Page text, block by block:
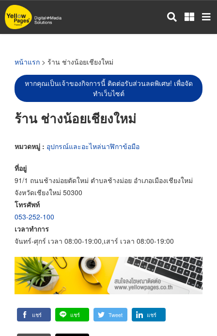
ข้าม
ไป
หน้าแรก > ร้าน ช่างน้อยเชียงใหม่
หากคุณเป็นเจ้าของกิจการนี้ ติดต่อรับส่วนลดพิเศษ! เพื่อจัด
ทำเว็บไซต์
ร้าน ช่างน้อยเชียงใหม่
หมวดหมู่ : อุปกรณ์และอะไหล่นาฬิกาข้อมือ
ที่อยู่
91/1 ถนนช้างม่อยตัดใหม่ ตำบลช้างม่อย อำเภอเมืองเชียงใหม่
จังหวัดเชียงใหม่ 50300
โทรศัพท์
053-252-100
เวลาทำการ
จันทร์-ศุกร์ เวลา 08:00-19:00,เสาร์ เวลา 08:00-19:00
แชร์ แชร์ Tweet แชร์